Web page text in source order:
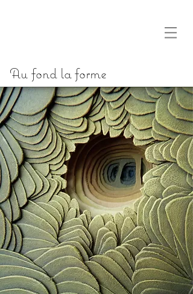
Au fond la forme